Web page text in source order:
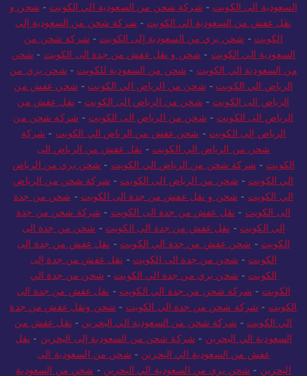
السعودية الى الكويت - شركة شحن من السعودية الي الكويت - شحن و
نقل عفش من السعودية الي الكويت - شركة شحن من السعودية إلى
الكويت - شحن بري من السعودية إلى الكويت - شركة شحن من
السعودية الي الكويت - شحن و نقل عفش من جدة الى الكويت - شحن
من السعودية الي الكويت - شحن من السعودية للكويت - شحن بري من
الرياض الي الكويت - شحن من الرياض الي الكويت - شحن عفش من
الرياض الى الكويت - شحن من الرياض الى الكويت - نقل عفش من
الرياض الى الكويت - شحن من الرياض الى الكويت - شركة شحن من
الرياض إلى الكويت - شحن عفش من الرياض الي الكويت - شركة
شحن من الرياض الي الكويت - نقل عفش من الرياض الى
الكويت - شركة شحن من الرياض الي الكويت - شحن بري من الرياض
الي الكويت - شحن من الرياض الى الكويت - شركة شحن من الرياض
الي الكويت - شحن و نقل عفش من جدة الى الكويت - شحن من جدة
الى الكويت - نقل عفش من جدة الى الكويت - شركة شحن من جدة
إلى الكويت - نقل عفش من جدة الى الكويت - شحن من جدة الى
الكويت - شحن عفش من جدة الي الكويت - نقل عفش من جدة الى
الكويت - شحن من جدة الى الكويت - نقل عفش من جدة إلى
الكويت - شحن بري من جدة الي الكويت - شحن من جدة الي
الكويت - شركة شحن من جدة الي الكويت - نقل عفش من جدة الى
الكويت - شركة شحن من جدة الي الكويت - شحن ونقل عفش من جدة
الي الكويت - شركة شحن من السعودية الي البحرين - نقل عفش من
السعودية الي البحرين - شركة شحن من السعودية إلى البحرين - نقل
عفش من السعودية الي البحرين - شحن من السعودية الى
البحرين - شحن بري من السعودية الي البحرين - شحن من السعودية